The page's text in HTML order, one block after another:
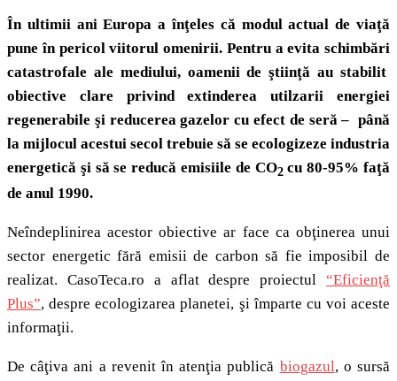
În ultimii ani Europa a înţeles că modul actual de viaţă
pune în pericol viitorul omenirii. Pentru a evita schimbări
catastrofale ale mediului, oamenii de ştiinţă au stabilit
obiective clare privind extinderea utilzarii energiei
regenerabile şi reducerea gazelor cu efect de seră – până
la mijlocul acestui secol trebuie să se ecologizeze industria
energetică şi să se reducă emisiile de CO2cu 80-95% faţă
de anul 1990.
Neîndeplinirea acestor obiective ar face ca obţinerea unui
sector energetic fără emisii de carbon să fie imposibil de
realizat. CasoTeca.ro a aflat despre proiectul “Eficienţă
Plus”, despre ecologizarea planetei, şi împarte cu voi aceste
informaţii.
De câţiva ani a revenit în atenţia publică biogazul, o sursă